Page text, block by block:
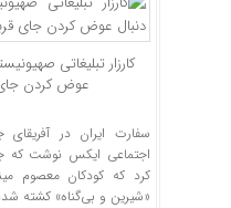
کارزار تبلیغاتی
عوض کردن جای
سفارت ایران در
اجتماعی ایکس نوشت که
کرد که کودکان معصوم
«شیرین و بی‌گناه» کشته